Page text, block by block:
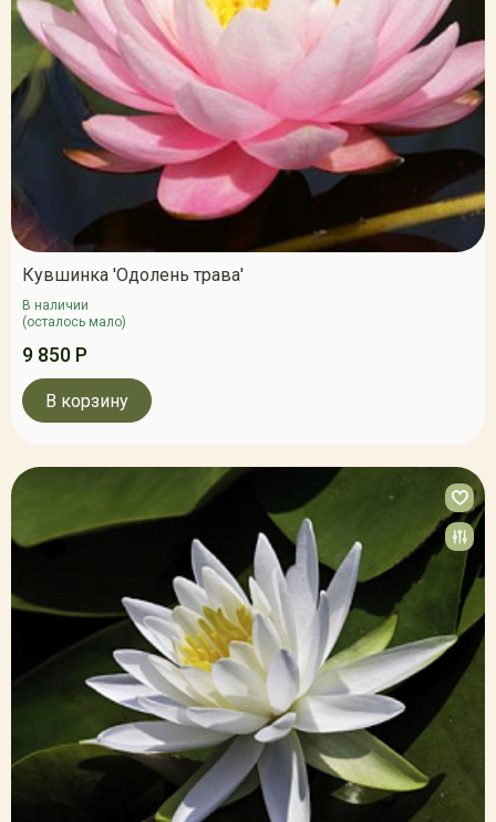
Кувшинка 'Одолень трава'
В наличии
(осталось мало)
9 850 Р
В корзину